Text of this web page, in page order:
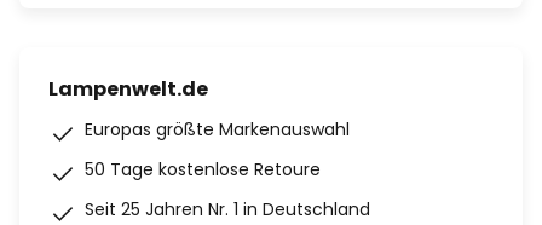
Lampenwelt.de
Europas größte Markenauswahl
50 Tage kostenlose Retoure
Seit 25 Jahren Nr. 1 in Deutschland